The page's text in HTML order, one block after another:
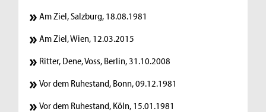
Am Ziel, Salzburg, 18.08.1981
Am Ziel, Wien, 12.03.2015
Ritter, Dene, Voss, Berlin, 31.10.2008
Vor dem Ruhestand, Bonn, 09.12.1981
Vor dem Ruhestand, Köln, 15.01.1981